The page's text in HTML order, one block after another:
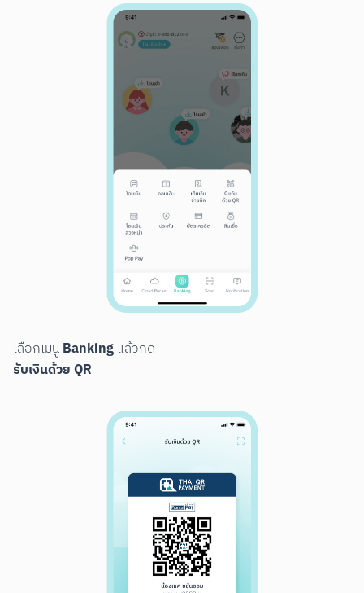
สแกนเพื่อดาวน์โหลด
เลือกเมนู Banking
รับเงินด้วย QR